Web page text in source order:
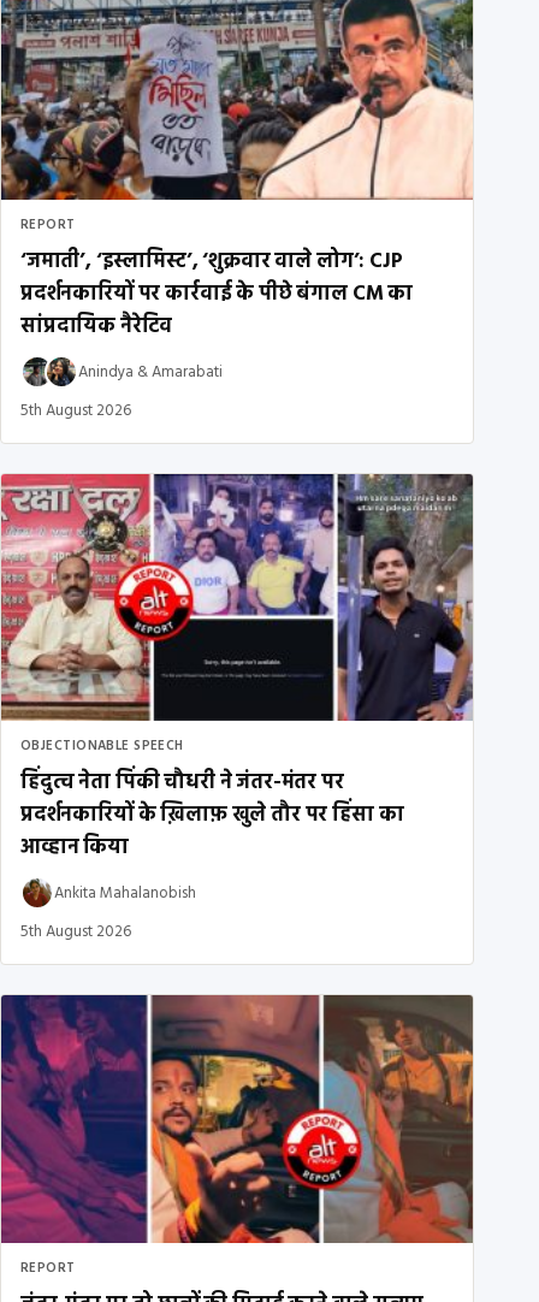
REPORT
‘जमाती’, ‘इस्लामिस्ट’, ‘शुक्रवार वाले लोग’: CJP
प्रदर्शनकारियों पर कार्रवाई के पीछे बंगाल CM का
सांप्रदायिक नैरेटिव
Anindya &Amarabati
5th August 2026
OBJECTIONABLE SPEECH
हिंदुत्व नेता पिंकी चौधरी ने जंतर-मंतर पर
प्रदर्शनकारियों के ख़िलाफ़ खुले तौर पर हिंसा का
आव्हान किया
Ankita Mahalanobish
5th August 2026
REPORT